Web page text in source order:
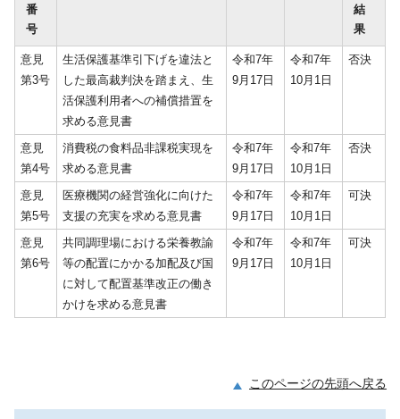
番
号
結
果
意見
第3号
生活保護基準引下げを違法と
した最高裁判決を踏まえ、生
活保護利用者への補償措置を
求める意見書
令和7年
9月17日
令和7年
10月1日
否決
意見
第4号
消費税の食料品非課税実現を
求める意見書
令和7年
9月17日
令和7年
10月1日
否決
意見
第5号
医療機関の経営強化に向けた
支援の充実を求める意見書
令和7年
9月17日
令和7年
10月1日
可決
意見
第6号
共同調理場における栄養教諭
等の配置にかかる加配及び国
に対して配置基準改正の働き
かけを求める意見書
令和7年
9月17日
令和7年
10月1日
可決
このページの先頭へ戻る